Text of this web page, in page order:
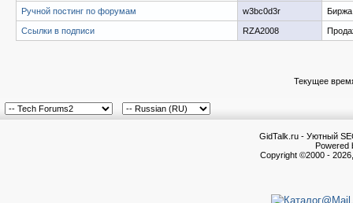
Ручной постинг по форумам w3bc0d3r Биржа
Ссылки в подписи RZA2008
Текущее
GidTalk.ru - Уютный
Powered
Copyright ©2000 -